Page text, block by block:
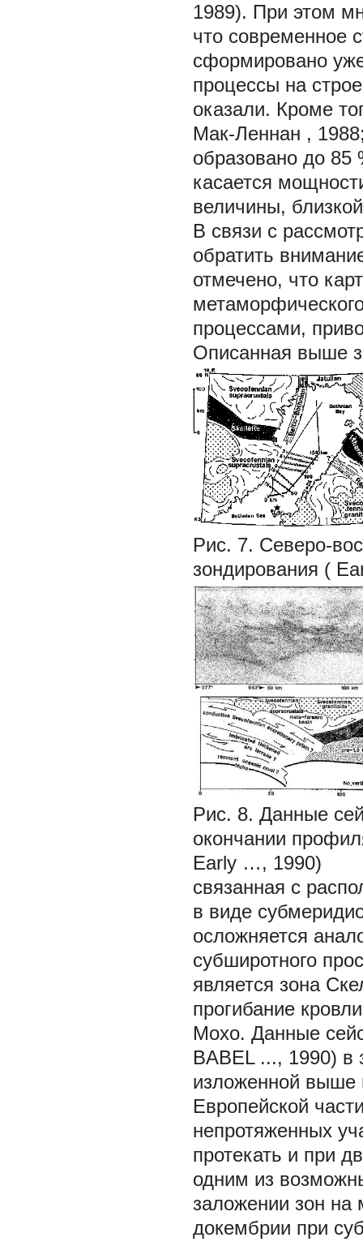
1989). При этом
что современное
сформировано
процессы на
оказали. Кроме
Мак-Леннан ,
образовано до 85
касается
величины,
В связи с
обратить
отмечено, что
процессами,
Описанная выше
Рис. 7. Северо-
зондирования (
Рис. 8. Данные
окончании
Early …, 1990)
связанная с
в виде
осложняется
субширотного
является зона
прогибание
Мохо. Данные
BABEL ..., 1990) в
изложенной выше
Европейской
непротяженных
протекать и при
одним из
заложении зон на
докембрии при